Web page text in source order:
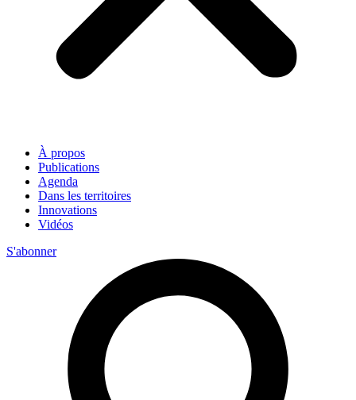
À propos
Publications
Agenda
Dans les territoires
Innovations
Vidéos
S'abonner